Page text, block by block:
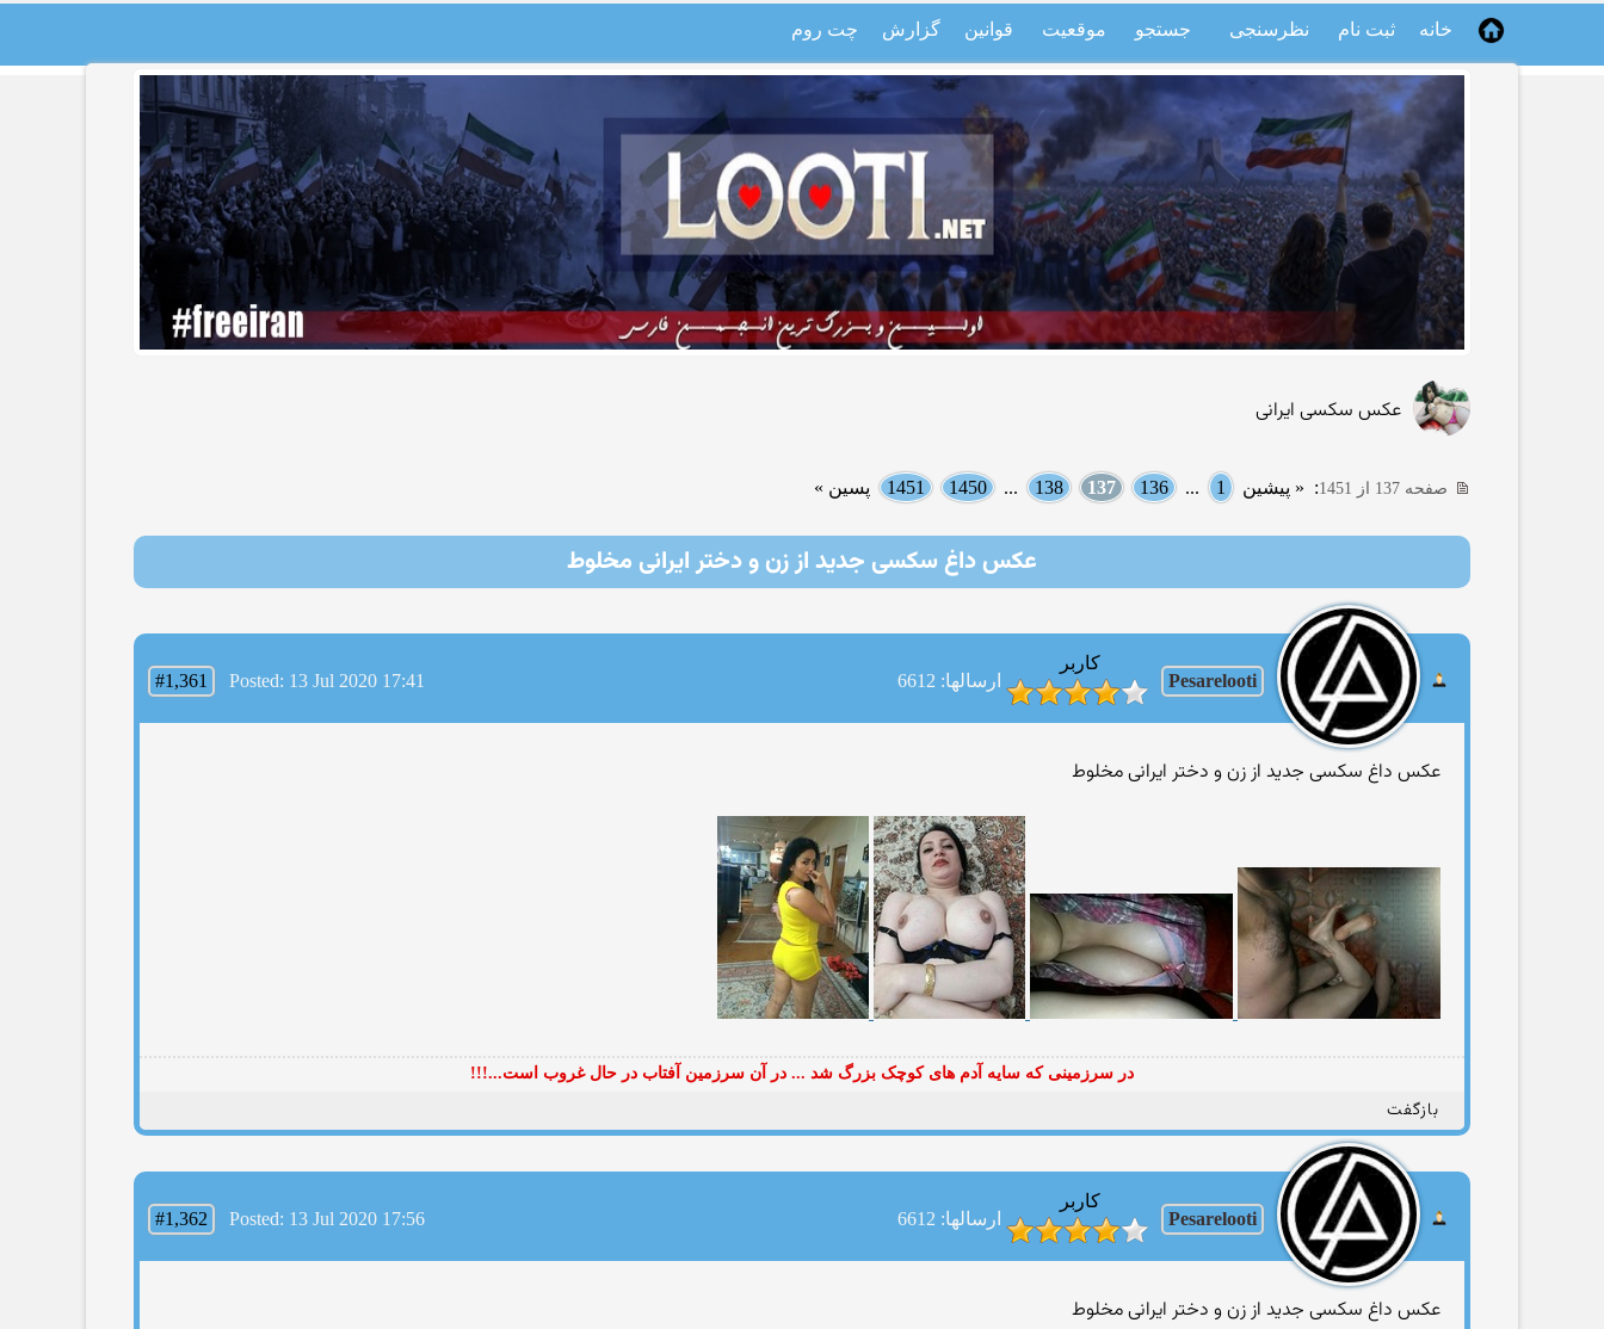
خانه ثبت نام نظرسنجی جستجو موقعیت قوانین گزارش چت روم
عکس سکسی ایرانی
صفحه 137 از 1451 : « پیشین 1
...
136
137
138
...
1450
1451 پسین »
عکس داغ سکسی جدید از زن و دختر ایرانی مخلوط
Pesarelooti
کاربر
ارسالها: 6612
#1,361 Posted: 13 Jul 2020 17:41
عکس داغ سکسی جدید از زن و دختر ایرانی مخلوط
در سرزمینی که سایه آدم های کوچک بزرگ شد ... در آن سرزمین آفتاب در حال غروب است...!!!
بازگفت
Pesarelooti
کاربر
ارسالها: 6612
#1,362 Posted: 13 Jul 2020 17:56
عکس داغ سکسی جدید از زن و دختر ایرانی مخلوط